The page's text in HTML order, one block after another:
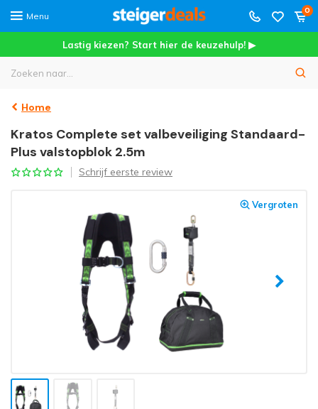
Menu
0
Lastig kiezen? Start hier de keuzehulp! ▶
Home
Kratos Complete set valbeveiliging Standaard-
Plus valstopblok 2.5m
Schrijf eerste review
Vergroten